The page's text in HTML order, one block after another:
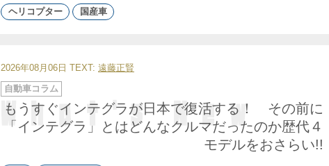
ヘリコプター 国産車
2026年08月06日 TEXT: 遠藤正賢
もうすぐインテグラが日本で復活する！ その前に
「インテグラ」とはどんなクルマだったのか歴代４
モデルをおさらい!!
カ
テ
ゴ
リ
ー
自動車コラム